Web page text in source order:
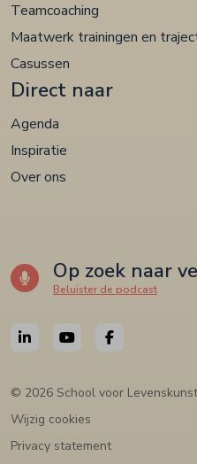
Teamcoaching
Maatwerk trainingen en
Casussen
Direct naar
Agenda
Inspiratie
Over ons
Op zoek naar
Beluister de podcast
© 2026 School voor Levenskunst
Wijzig cookies
Privacy statement